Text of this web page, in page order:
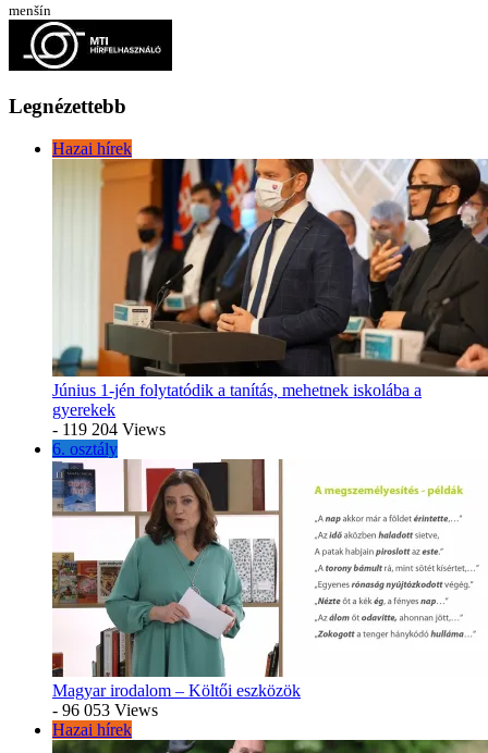
menšín
Legnézettebb
Hazai hírek
Június 1-jén folytatódik a tanítás, mehetnek iskolába a
gyerekek
- 119 204 Views
6. osztály
Magyar irodalom – Költői eszközök
- 96 053 Views
Hazai hírek